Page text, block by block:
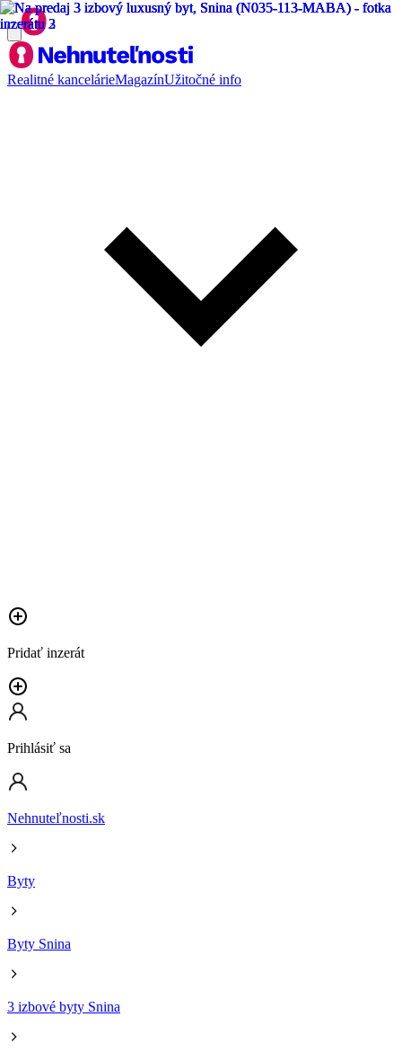
Realitné kancelárieMagazínUžitočné info
Pridať inzerát
Prihlásiť sa
Nehnuteľnosti.sk
Byty
Byty Snina
3 izbové byty Snina